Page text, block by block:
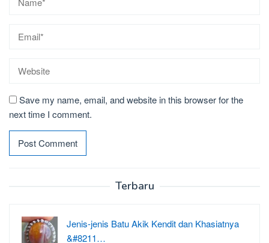
Save my name, email, and website in this browser for the
next time I comment.
Terbaru
Jenis-jenis Batu Akik Kendit dan Khasiatnya
&#8211…